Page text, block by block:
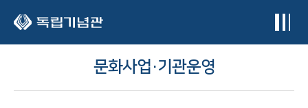
문화사업·기관운영